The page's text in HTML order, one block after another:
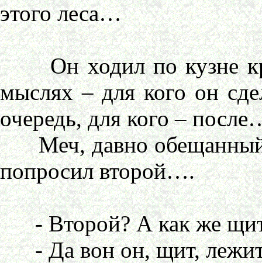
этого леса…
Он ходил по кузне
мыслях – для кого он
очередь, для кого –
Меч, давно обещанный,
попросил второй….
- Второй? А как же
- Да вон он, щит,